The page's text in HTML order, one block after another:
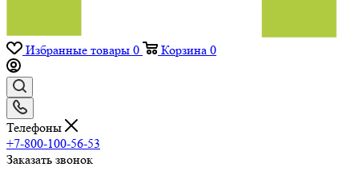
Избранные товары 0 Корзина 0
Телефоны
+7-800-100-56-53
Заказать звонок